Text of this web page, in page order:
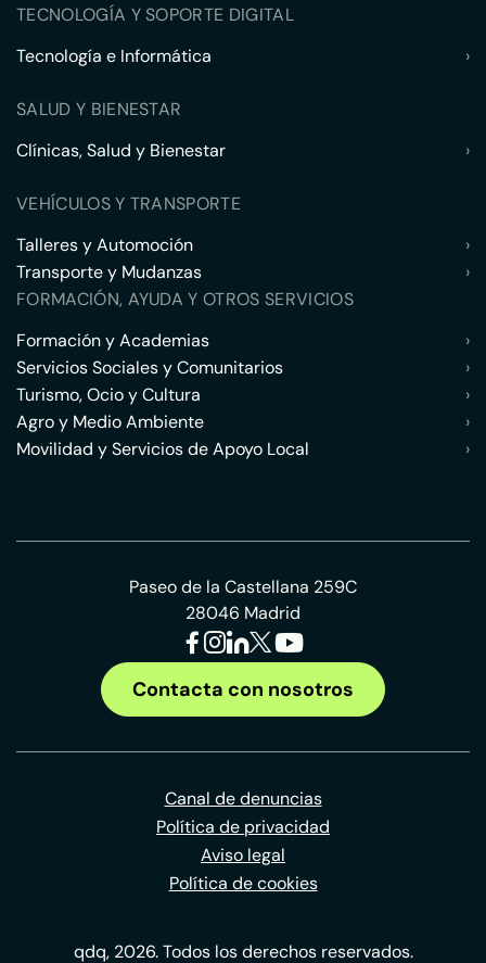
TECNOLOGÍA Y SOPORTE DIGITAL
Tecnología e Informática
›
SALUD Y BIENESTAR
Clínicas, Salud y Bienestar
›
VEHÍCULOS Y TRANSPORTE
Talleres y Automoción
›
Transporte y Mudanzas
›
FORMACIÓN, AYUDA Y OTROS SERVICIOS
Formación y Academias
›
Servicios Sociales y Comunitarios
›
Turismo, Ocio y Cultura
›
Agro y Medio Ambiente
›
Movilidad y Servicios de Apoyo Local
›
Paseo de la Castellana 259C
28046 Madrid
Contacta con nosotros
Canal de denuncias
Política de privacidad
Aviso legal
Política de cookies
qdq, 2026. Todos los derechos reservados.